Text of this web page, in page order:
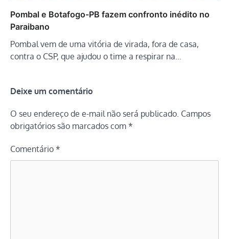
Pombal e Botafogo-PB fazem confronto inédito no
Paraibano
Pombal vem de uma vitória de virada, fora de casa,
contra o CSP, que ajudou o time a respirar na…
Deixe um comentário
O seu endereço de e-mail não será publicado. Campos
obrigatórios são marcados com *
Comentário *